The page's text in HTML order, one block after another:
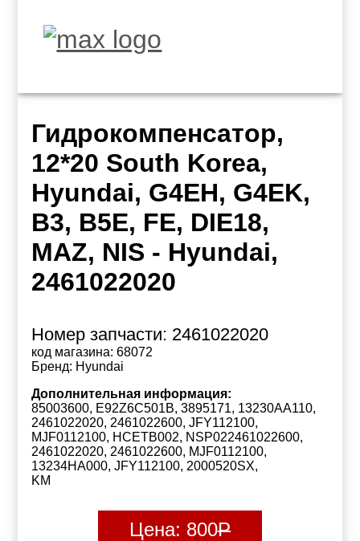
Гидрокомпенсатор,
12*20 South Korea,
Hyundai, G4EH, G4EK,
B3, B5E, FE, DIE18,
MAZ, NIS - Hyundai,
2461022020
Номер запчасти: 2461022020
код магазина: 68072
Бренд: Hyundai
Дополнительная информация:
85003600, E92Z6C501B, 3895171, 13230AA110,
2461022020, 2461022600, JFY112100,
MJF0112100, HCETB002, NSP022461022600,
2461022020, 2461022600, MJF0112100,
13234HA000, JFY112100, 2000520SX,
KM
Цена: 800Р